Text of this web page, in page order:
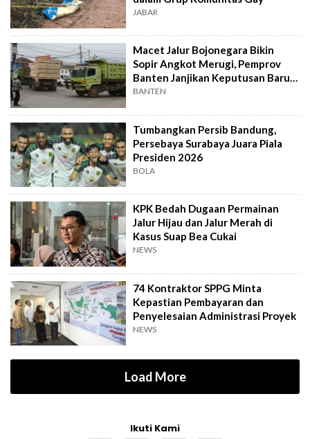
JABAR
Macet Jalur Bojonegara Bikin
Sopir Angkot Merugi, Pemprov
Banten Janjikan Keputusan Baru 4
Hari Lagi
BANTEN
Tumbangkan Persib Bandung,
Persebaya Surabaya Juara Piala
Presiden 2026
BOLA
KPK Bedah Dugaan Permainan
Jalur Hijau dan Jalur Merah di
Kasus Suap Bea Cukai
NEWS
74 Kontraktor SPPG Minta
Kepastian Pembayaran dan
Penyelesaian Administrasi Proyek
NEWS
Load More
Ikuti Kami